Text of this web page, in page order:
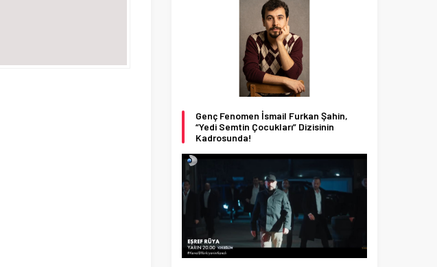
Genç Fenomen İsmail Furkan Şahin,
“Yedi Semtin Çocukları” Dizisinin
Kadrosunda!